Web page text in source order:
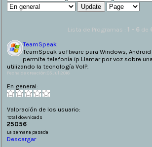
Lista de Programas : 1 - 6 de
TeamSpeak
TeamSpeak software para Windows, Android
permite telefonía ip Llamar por voz sobre una
utilizando la tecnología VoIP.
Fecha de creación:05 Jul 2016
En general:
Valoración de los usuario:
Total downloads
25056
La semana pasada
Descargar